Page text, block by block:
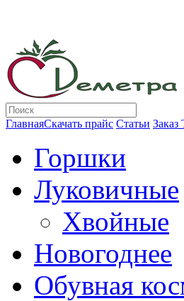
ГлавнаяСкачать прайс Статьи Заказ
Горшки
Луковичные
Хвойные
Новогоднее
Обувная